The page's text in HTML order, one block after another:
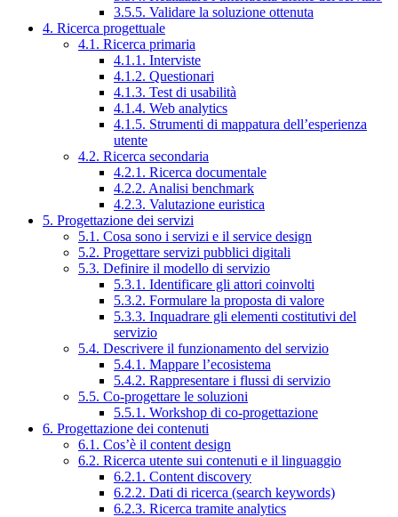
3.5.5. Validare la soluzione ottenuta
4. Ricerca progettuale
4.1. Ricerca primaria
4.1.1. Interviste
4.1.2. Questionari
4.1.3. Test di usabilità
4.1.4. Web analytics
4.1.5. Strumenti di mappatura dell’esperienza
utente
4.2. Ricerca secondaria
4.2.1. Ricerca documentale
4.2.2. Analisi benchmark
4.2.3. Valutazione euristica
5. Progettazione dei servizi
5.1. Cosa sono i servizi e il service design
5.2. Progettare servizi pubblici digitali
5.3. Definire il modello di servizio
5.3.1. Identificare gli attori coinvolti
5.3.2. Formulare la proposta di valore
5.3.3. Inquadrare gli elementi costitutivi del
servizio
5.4. Descrivere il funzionamento del servizio
5.4.1. Mappare l’ecosistema
5.4.2. Rappresentare i flussi di servizio
5.5. Co-progettare le soluzioni
5.5.1. Workshop di co-progettazione
6. Progettazione dei contenuti
6.1. Cos’è il content design
6.2. Ricerca utente sui contenuti e il linguaggio
6.2.1. Content discovery
6.2.2. Dati di ricerca (search keywords)
6.2.3. Ricerca tramite analytics